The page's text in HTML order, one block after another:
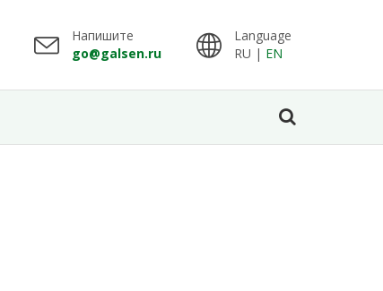
Напишите
go@galsen.ru
Language
RU | EN